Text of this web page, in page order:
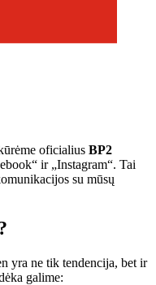
oficialius BP2
ir „Instagram“. Tai
su mūsų
yra ne tik tendencija, bet ir
galime: